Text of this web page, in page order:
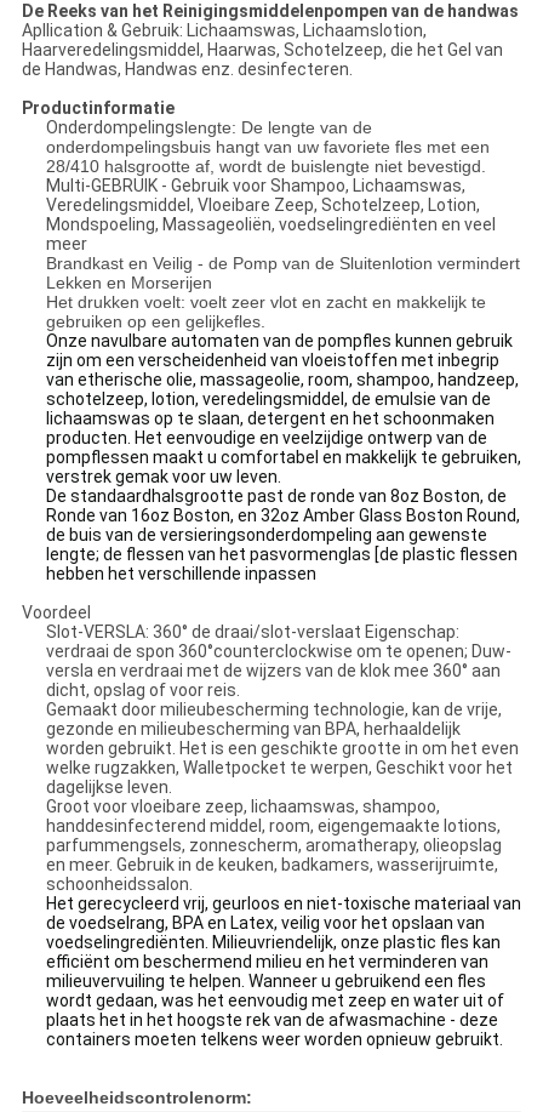
De Reeks van het Reinigingsmiddelenpompen van de handwas
Apllication & Gebruik: Lichaamswas, Lichaamslotion,
Haarveredelingsmiddel, Haarwas, Schotelzeep, die het Gel van
de Handwas, Handwas enz. desinfecteren.
Productinformatie
Onderdompelingslengte: De lengte van de
onderdompelingsbuis hangt van uw favoriete fles met een
28/410 halsgrootte af, wordt de buislengte niet bevestigd.
Multi-GEBRUIK - Gebruik voor Shampoo, Lichaamswas,
Veredelingsmiddel, Vloeibare Zeep, Schotelzeep, Lotion,
Mondspoeling, Massageoliën, voedselingrediënten en veel
meer
Brandkast en Veilig - de Pomp van de Sluitenlotion vermindert
Lekken en Morserijen
Het drukken voelt: voelt zeer vlot en zacht en makkelijk te
gebruiken op een gelijkefles.
Onze navulbare automaten van de pompfles kunnen gebruik
zijn om een verscheidenheid van vloeistoffen met inbegrip
van etherische olie, massageolie, room, shampoo, handzeep,
schotelzeep, lotion, veredelingsmiddel, de emulsie van de
lichaamswas op te slaan, detergent en het schoonmaken
producten. Het eenvoudige en veelzijdige ontwerp van de
pompflessen maakt u comfortabel en makkelijk te gebruiken,
verstrek gemak voor uw leven.
De standaardhalsgrootte past de ronde van 8oz Boston, de
Ronde van 16oz Boston, en 32oz Amber Glass Boston Round,
de buis van de versieringsonderdompeling aan gewenste
lengte; de flessen van het pasvormenglas [de plastic flessen
hebben het verschillende inpassen
Voordeel
Slot-VERSLA: 360° de draai/slot-verslaat Eigenschap:
verdraai de spon 360°counterclockwise om te openen; Duw-
versla en verdraai met de wijzers van de klok mee 360° aan
dicht, opslag of voor reis.
Gemaakt door milieubescherming technologie, kan de vrije,
gezonde en milieubescherming van BPA, herhaaldelijk
worden gebruikt. Het is een geschikte grootte in om het even
welke rugzakken, Walletpocket te werpen, Geschikt voor het
dagelijkse leven.
Groot voor vloeibare zeep, lichaamswas, shampoo,
handdesinfecterend middel, room, eigengemaakte lotions,
parfummengsels, zonnescherm, aromatherapy, olieopslag
en meer. Gebruik in de keuken, badkamers, wasserijruimte,
schoonheidssalon.
Het gerecycleerd vrij, geurloos en niet-toxische materiaal van
de voedselrang, BPA en Latex, veilig voor het opslaan van
voedselingrediënten. Milieuvriendelijk, onze plastic fles kan
efficiënt om beschermend milieu en het verminderen van
milieuvervuiling te helpen. Wanneer u gebruikend een fles
wordt gedaan, was het eenvoudig met zeep en water uit of
plaats het in het hoogste rek van de afwasmachine - deze
containers moeten telkens weer worden opnieuw gebruikt.
Hoeveelheidscontrolenorm: